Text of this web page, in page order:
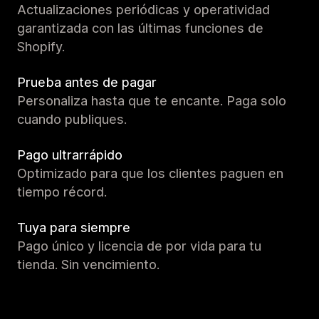
Actualizaciones periódicas y operatividad
garantizada con las últimas funciones de
Shopify.
Prueba antes de pagar
Personaliza hasta que te encante. Paga solo
cuando publiques.
Pago ultrarrápido
Optimizado para que los clientes paguen en
tiempo récord.
Tuya para siempre
Pago único y licencia de por vida para tu
tienda. Sin vencimiento.